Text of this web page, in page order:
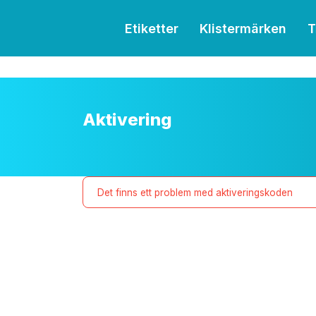
Etiketter Klistermärken
Aktivering
Det finns ett problem med aktiveringskoden